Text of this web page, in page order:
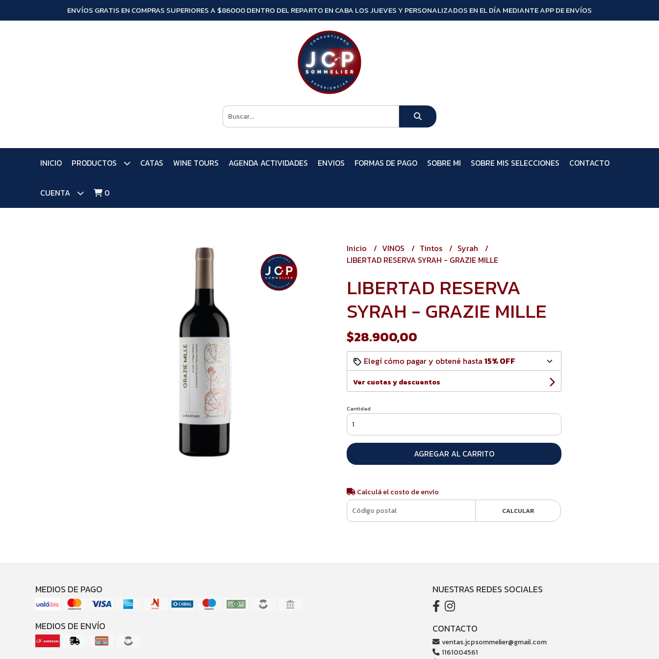
ENVÍOS GRATIS EN COMPRAS SUPERIORES A $86000 DENTRO DEL REPARTO EN CABA LOS JUEVES Y PERSONALIZADOS EN EL DÍA MEDIANTE APP DE ENVÍOS
INICIO PRODUCTOS CATAS WINE TOURS AGENDA ACTIVIDADES ENVIOS FORMAS DE PAGO SOBRE MI SOBRE MIS SELECCIONES CONTACTO
CUENTA 0
Inicio VINOS Tintos
Syrah
LIBERTAD RESERVA SYRAH - GRAZIE MILLE
LIBERTAD RESERVA
SYRAH - GRAZIE MILLE
$28.900,00
Elegí cómo pagar y obtené hasta 15% OFF
Ver cuotas y descuentos
Cantidad
AGREGAR AL CARRITO
Calculá el costo de envío
CALCULAR
MEDIOS DE PAGO
MEDIOS DE ENVÍO
NUESTRAS REDES SOCIALES
CONTACTO
ventas.jcpsommelier@gmail.com
1161004561